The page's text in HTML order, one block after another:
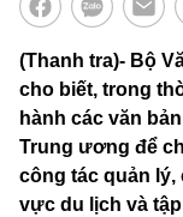
(Thanh tra)- Bộ
cho biết, trong
hành các văn
Trung ương để
công tác quản
vực du lịch và